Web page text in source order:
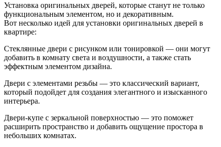
Установка оригинальных дверей, которые станут не только
функциональным элементом, но и декоративным.
Вот несколько идей для установки оригинальных дверей в
квартире:
Стеклянные двери с рисунком или тонировкой — они могут
добавить в комнату света и воздушности, а также стать
эффектным элементом дизайна.
Двери с элементами резьбы — это классический вариант,
который подойдет для создания элегантного и изысканного
интерьера.
Двери-купе с зеркальной поверхностью — это поможет
расширить пространство и добавить ощущение простора в
небольших комнатах.